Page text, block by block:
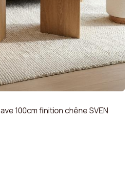
100cm finition chêne SVEN